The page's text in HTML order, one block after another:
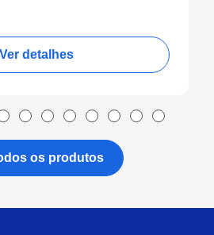
Ver detalhes
os produtos